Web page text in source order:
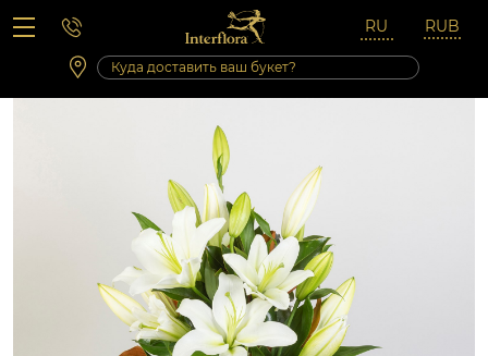
Вопросы-ответы
Сб 10:00 ‐ 14:00
Выходные и праздничные дни